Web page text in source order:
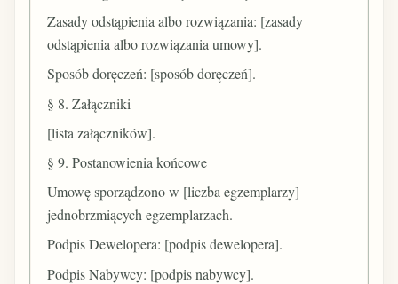
Zasady odstąpienia albo rozwiązania: [zasady
odstąpienia albo rozwiązania umowy].
Sposób doręczeń: [sposób doręczeń].
§ 8. Załączniki
[lista załączników].
§ 9. Postanowienia końcowe
Umowę sporządzono w [liczba egzemplarzy]
jednobrzmiących egzemplarzach.
Podpis Dewelopera: [podpis dewelopera].
Podpis Nabywcy: [podpis nabywcy].